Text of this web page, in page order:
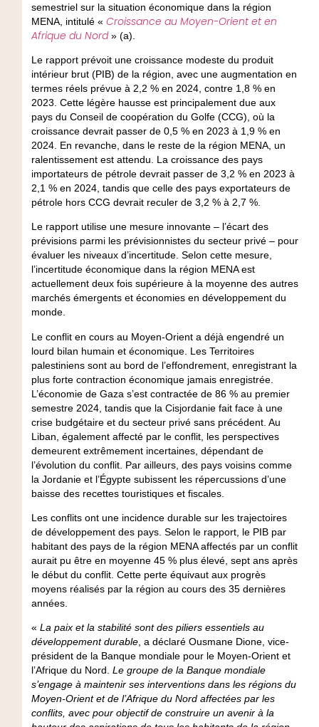
semestriel sur la situation économique dans la région
MENA, intitulé « Croissance au Moyen-Orient et en
Afrique du Nord» (a).
Le rapport prévoit une croissance modeste du produit
intérieur brut (PIB) de la région, avec une augmentation en
termes réels prévue à 2,2 % en 2024, contre 1,8 % en
2023. Cette légère hausse est principalement due aux
pays du Conseil de coopération du Golfe (CCG), où la
croissance devrait passer de 0,5 % en 2023 à 1,9 % en
2024. En revanche, dans le reste de la région MENA, un
ralentissement est attendu. La croissance des pays
importateurs de pétrole devrait passer de 3,2 % en 2023 à
2,1 % en 2024, tandis que celle des pays exportateurs de
pétrole hors CCG devrait reculer de 3,2 % à 2,7 %.
Le rapport utilise une mesure innovante – l’écart des
prévisions parmi les prévisionnistes du secteur privé – pour
évaluer les niveaux d’incertitude. Selon cette mesure,
l’incertitude économique dans la région MENA est
actuellement deux fois supérieure à la moyenne des autres
marchés émergents et économies en développement du
monde.
Le conflit en cours au Moyen-Orient a déjà engendré un
lourd bilan humain et économique. Les Territoires
palestiniens sont au bord de l’effondrement, enregistrant la
plus forte contraction économique jamais enregistrée.
L’économie de Gaza s’est contractée de 86 % au premier
semestre 2024, tandis que la Cisjordanie fait face à une
crise budgétaire et du secteur privé sans précédent. Au
Liban, également affecté par le conflit, les perspectives
demeurent extrêmement incertaines, dépendant de
l’évolution du conflit. Par ailleurs, des pays voisins comme
la Jordanie et l’Égypte subissent les répercussions d’une
baisse des recettes touristiques et fiscales.
Les conflits ont une incidence durable sur les trajectoires
de développement des pays. Selon le rapport, le PIB par
habitant des pays de la région MENA affectés par un conflit
aurait pu être en moyenne 45 % plus élevé, sept ans après
le début du conflit. Cette perte équivaut aux progrès
moyens réalisés par la région au cours des 35 dernières
années.
« La paix et la stabilité sont des piliers essentiels au
développement durable, a déclaré Ousmane Dione, vice-
président de la Banque mondiale pour le Moyen-Orient et
l’Afrique du Nord. Le groupe de la Banque mondiale
s’engage à maintenir ses interventions dans les régions du
Moyen-Orient et de l’Afrique du Nord affectées par les
conflits, avec pour objectif de construire un avenir à la